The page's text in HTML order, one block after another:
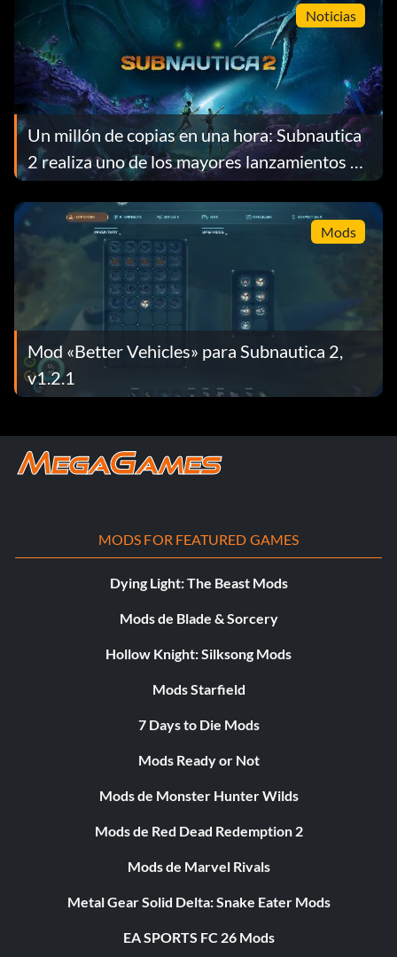
Noticias
Un millón de copias en una hora: Subnautica
2 realiza uno de los mayores lanzamientos de
acceso anticipado de la historia de Steam
Mods
Mod «Better Vehicles» para Subnautica 2,
v1.2.1
MODS FOR FEATURED GAMES
Dying Light: The Beast Mods
Mods de Blade & Sorcery
Hollow Knight: Silksong Mods
Mods Starfield
7 Days to Die Mods
Mods Ready or Not
Mods de Monster Hunter Wilds
Mods de Red Dead Redemption 2
Mods de Marvel Rivals
Metal Gear Solid Delta: Snake Eater Mods
EA SPORTS FC 26 Mods